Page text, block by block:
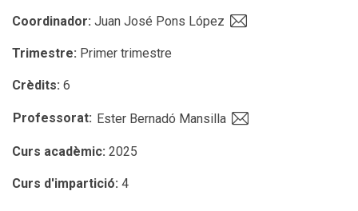
Coordinador: Juan José Pons López
Trimestre: Primer trimestre
Crèdits: 6
Professorat: Ester Bernadó Mansilla
Curs acadèmic: 2025
Curs d'impartició: 4